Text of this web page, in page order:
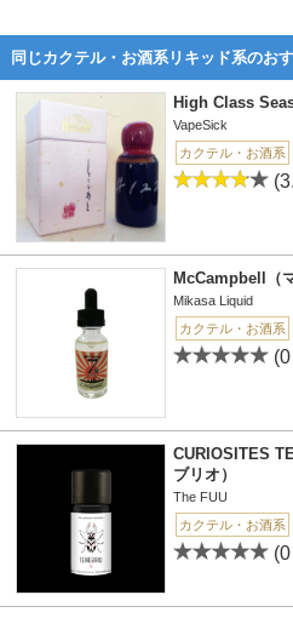
同じカクテル・お酒系リキッド系のお
High Class
VapeSick
カクテル・お酒系
McCampbell（
Mikasa Liquid
カクテル・お酒系
CURIOSITES
ブリオ）
The FUU
カクテル・お酒系